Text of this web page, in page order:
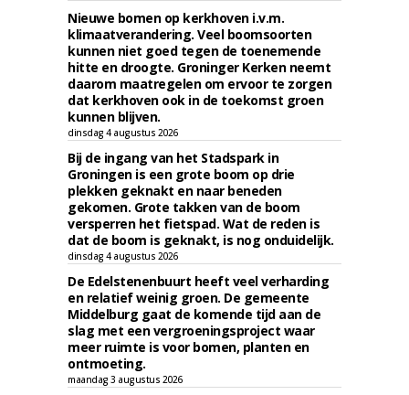
Nieuwe bomen op kerkhoven i.v.m.
klimaatverandering. Veel boomsoorten
kunnen niet goed tegen de toenemende
hitte en droogte. Groninger Kerken neemt
daarom maatregelen om ervoor te zorgen
dat kerkhoven ook in de toekomst groen
kunnen blijven.
dinsdag 4 augustus 2026
Bij de ingang van het Stadspark in
Groningen is een grote boom op drie
plekken geknakt en naar beneden
gekomen. Grote takken van de boom
versperren het fietspad. Wat de reden is
dat de boom is geknakt, is nog onduidelijk.
dinsdag 4 augustus 2026
De Edelstenenbuurt heeft veel verharding
en relatief weinig groen. De gemeente
Middelburg gaat de komende tijd aan de
slag met een vergroeningsproject waar
meer ruimte is voor bomen, planten en
ontmoeting.
maandag 3 augustus 2026